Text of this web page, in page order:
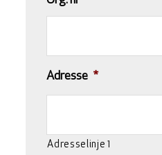
Adresse *
Adresselinje 1